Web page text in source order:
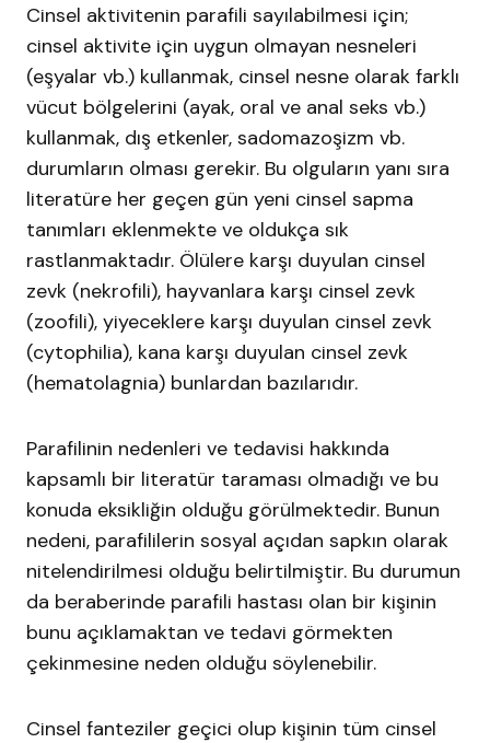
Cinsel aktivitenin parafili sayılabilmesi için;
cinsel aktivite için uygun olmayan nesneleri
(eşyalar vb.) kullanmak, cinsel nesne olarak farklı
vücut bölgelerini (ayak, oral ve anal seks vb.)
kullanmak, dış etkenler, sadomazoşizm vb.
durumların olması gerekir. Bu olguların yanı sıra
literatüre her geçen gün yeni cinsel sapma
tanımları eklenmekte ve oldukça sık
rastlanmaktadır. Ölülere karşı duyulan cinsel
zevk (nekrofili), hayvanlara karşı cinsel zevk
(zoofili), yiyeceklere karşı duyulan cinsel zevk
(cytophilia), kana karşı duyulan cinsel zevk
(hematolagnia) bunlardan bazılarıdır.
Parafilinin nedenleri ve tedavisi hakkında
kapsamlı bir literatür taraması olmadığı ve bu
konuda eksikliğin olduğu görülmektedir. Bunun
nedeni, parafililerin sosyal açıdan sapkın olarak
nitelendirilmesi olduğu belirtilmiştir. Bu durumun
da beraberinde parafili hastası olan bir kişinin
bunu açıklamaktan ve tedavi görmekten
çekinmesine neden olduğu söylenebilir.
Cinsel fanteziler geçici olup kişinin tüm cinsel